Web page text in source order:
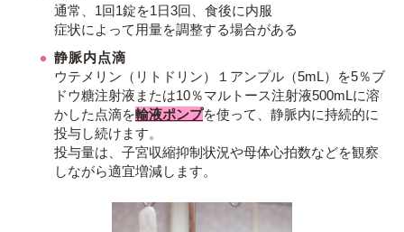
通常、1回1錠を1日3回、食後に内服
症状によって用量を調整する場合がある
静脈内点滴
ウテメリン（リトドリン）１アンプル（5mL）を5％ブ
ドウ糖注射液または10％マルトース注射液500mLに溶
かした点滴を輸液ポンプを使って、静脈内に持続的に
投与し続けます。
投与量は、子宮収縮抑制状況や母体心拍数などを観察
しながら適宜増減します。